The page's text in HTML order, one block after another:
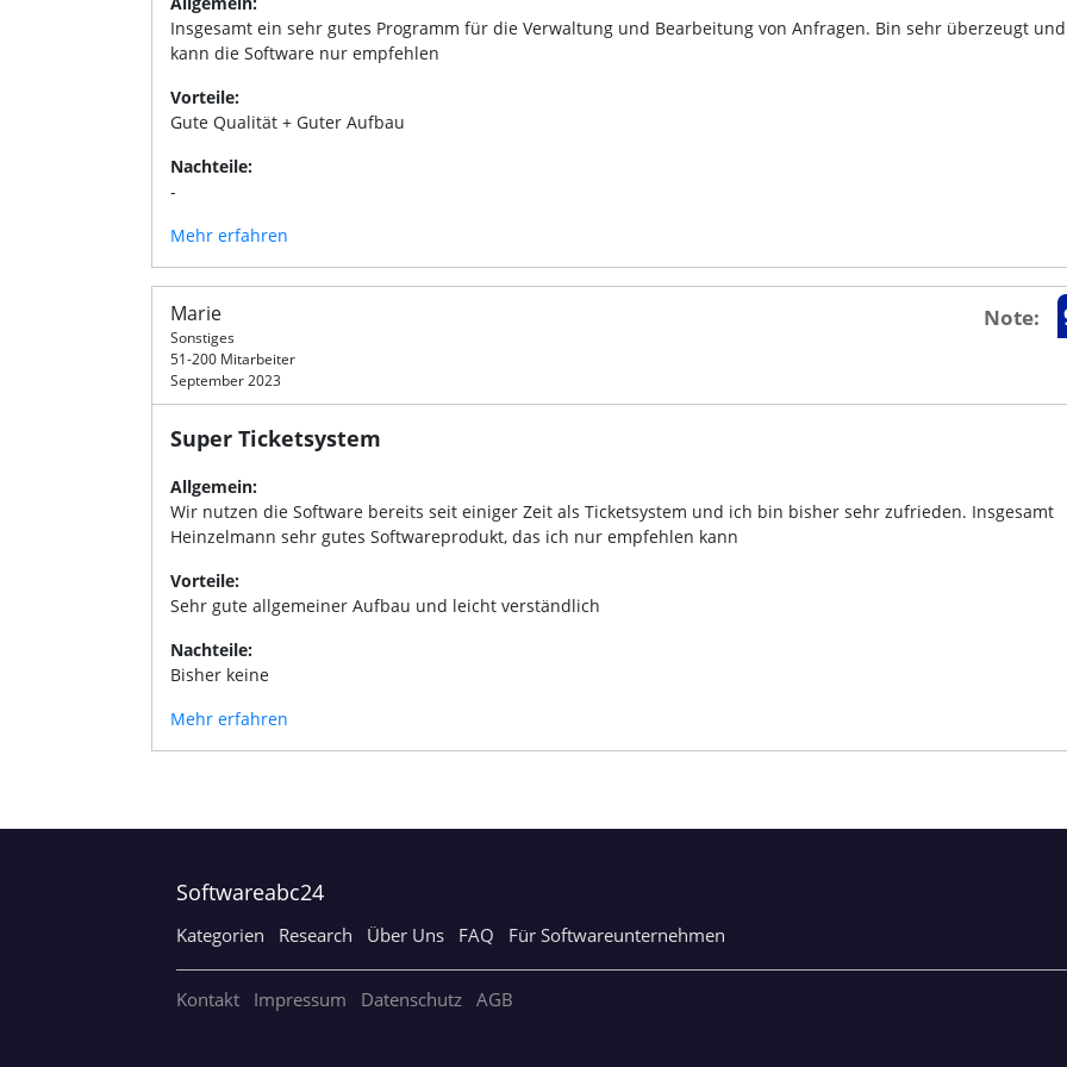
Insgesamt ein sehr gutes Programm für die Verwaltung und Bearbeitung von Anfragen. Bin sehr überzeugt und
kann die Software nur empfehlen
Vorteile:
Gute Qualität + Guter Aufbau
Nachteile:
-
Mehr erfahren
Marie
Sonstiges
51-200 Mitarbeiter
September 2023
Note:
Super Ticketsystem
Allgemein:
Wir nutzen die Software bereits seit einiger Zeit als Ticketsystem und ich bin bisher sehr zufrieden. Insgesamt
Heinzelmann sehr gutes Softwareprodukt, das ich nur empfehlen kann
Vorteile:
Sehr gute allgemeiner Aufbau und leicht verständlich
Nachteile:
Bisher keine
Mehr erfahren
Softwareabc24
Kategorien Research Über Uns FAQ Für Softwareunternehmen
Kontakt Impressum Datenschutz AGB